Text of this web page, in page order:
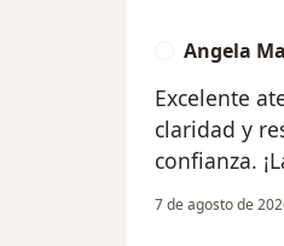
Angela
Excelente
claridad y
confianza.
7 de agosto de